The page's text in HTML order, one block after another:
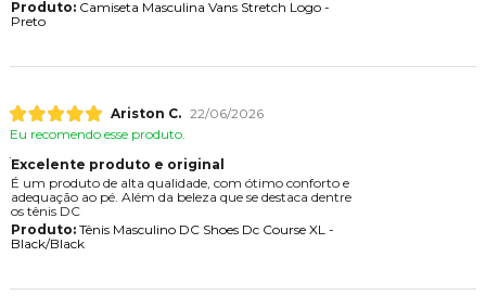
Produto:Camiseta Masculina Vans Stretch Logo -
Preto
Ariston C. 22/06/2026
Eu recomendo esse produto.
Excelente produto e original
É um produto de alta qualidade, com ótimo conforto e
adequação ao pé. Além da beleza que se destaca dentre
os tênis DC
Produto:Tênis Masculino DC Shoes Dc Course XL -
Black/Black